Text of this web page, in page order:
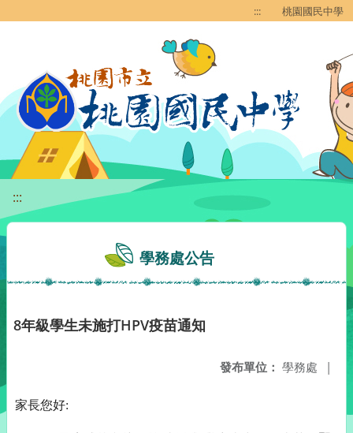
::: 桃園國民中學
:::
學務處公告
8年級學生未施打HPV疫苗通知
發布單位： 學務處 |
家長您好: